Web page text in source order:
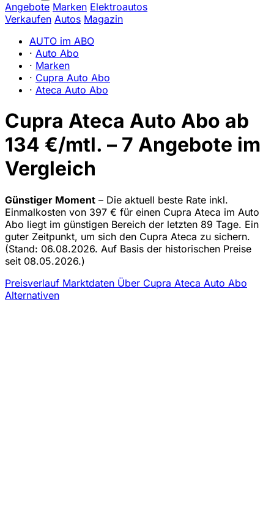
Angebote Marken Elektroautos
Verkaufen Autos Magazin
AUTO im ABO
· Auto Abo
· Marken
· Cupra Auto Abo
· Ateca Auto Abo
Cupra Ateca Auto Abo ab
134 €/mtl. – 7 Angebote im
Vergleich
Günstiger Moment – Die aktuell beste Rate inkl.
Einmalkosten von 397 € für einen Cupra Ateca im Auto
Abo liegt im günstigen Bereich der letzten 89 Tage. Ein
guter Zeitpunkt, um sich den Cupra Ateca zu sichern.
(Stand: 06.08.2026. Auf Basis der historischen Preise
seit 08.05.2026.)
Preisverlauf Marktdaten Über Cupra Ateca Auto Abo
Alternativen